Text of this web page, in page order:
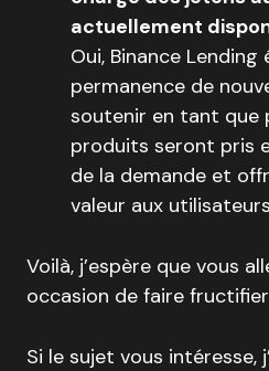
actuellement
Oui, Binance Lending
permanence de
soutenir en tant que
produits seront pris
de la demande et
valeur aux
Voilà, j’espère que vous
occasion de faire
Si le sujet vous intéresse,